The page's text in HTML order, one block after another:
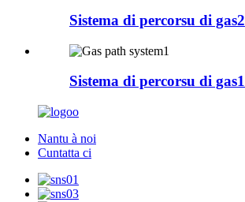
Sistema di percorsu di gas2
Sistema di percorsu di gas1
Nantu à noi
Cuntatta ci